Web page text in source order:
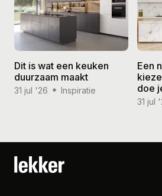
Dit is wat een keuken
duurzaam maakt
31 jul '26 Inspiratie
Een
doe
31 jul